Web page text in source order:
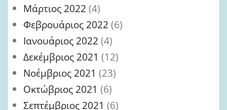
Μάρτιος 2022 (4)
Φεβρουάριος 2022 (6)
Ιανουάριος 2022 (4)
Δεκέμβριος 2021 (12)
Νοέμβριος 2021 (23)
Οκτώβριος 2021 (6)
Σεπτέμβριος 2021 (6)